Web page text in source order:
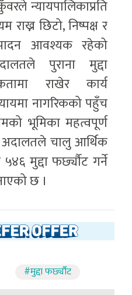
न्यायपालिकाप्रति
राख्न छिटो, निष्पक्ष र
आवश्यक रहेको
पुराना मुद्दा
राखेर कार्य
नागरिकको पहुँच
भूमिका महत्वपूर्ण
अदालतले चालु आर्थिक
मुद्दा फर्छ्यौट गर्ने
छ ।
#मुद्दा फर्छ्यौट